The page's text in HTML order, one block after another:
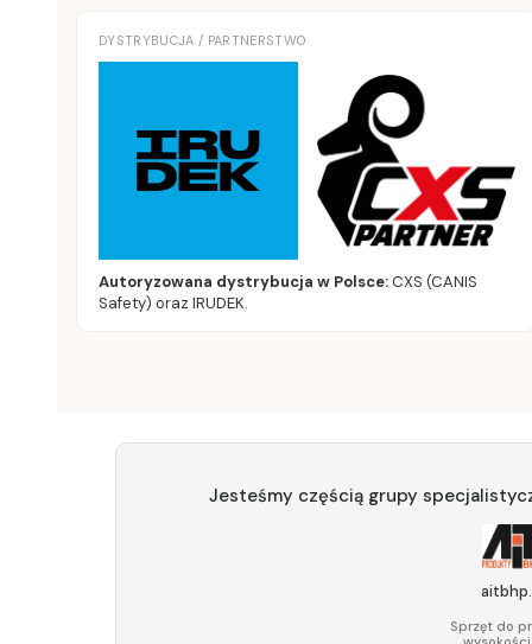
DYSTRYBUCJA / PARTNERSTWO
Autoryzowana dystrybucja w Polsce:CXS (CANIS
Safety) oraz IRUDEK.
Jesteśmy częścią grupy
Sprzęt do